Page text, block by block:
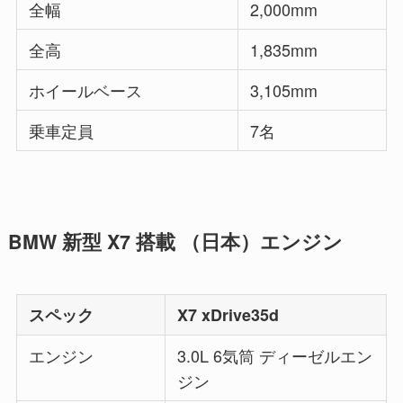
全幅
2,000mm
全高
1,835mm
ホイールベース
3,105mm
乗車定員
7名
BMW 新型 X7 搭載 （日本）エンジン
スペック
X7 xDrive35d
エンジン
3.0L 6気筒 ディーゼルエン
ジン